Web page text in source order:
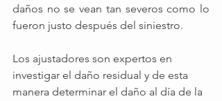
daños no se vean tan severos como lo
fueron justo después del siniestro.
Los ajustadores son expertos en
investigar el daño residual y de esta
manera determinar el daño al día de la